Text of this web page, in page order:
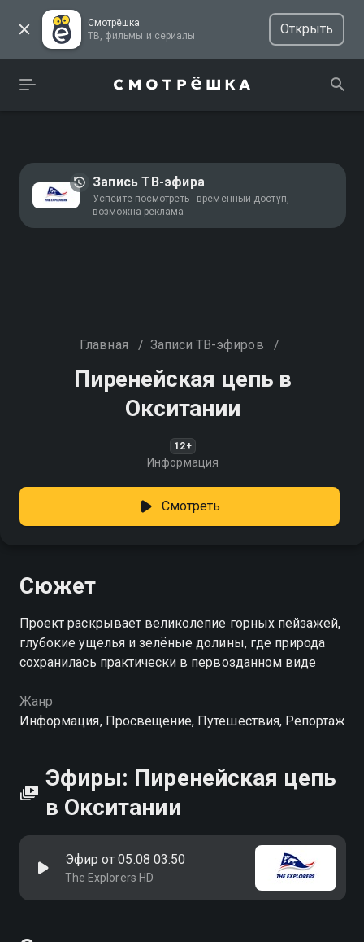
Смотрёшка
ТВ, фильмы и сериалы
Открыть
Запись ТВ-эфира
Успейте посмотреть - временный доступ,
возможна реклама
Главная / Записи ТВ-эфиров /
Пиренейская цепь в
Окситании
12+
Информация
Смотреть
Сюжет
Проект раскрывает великолепие горных пейзажей,
глубокие ущелья и зелёные долины, где природа
сохранилась практически в первозданном виде
Жанр
Информация, Просвещение, Путешествия, Репортаж
Эфиры: Пиренейская цепь
в Окситании
Эфир от 05.08 03:50
The Explorers HD